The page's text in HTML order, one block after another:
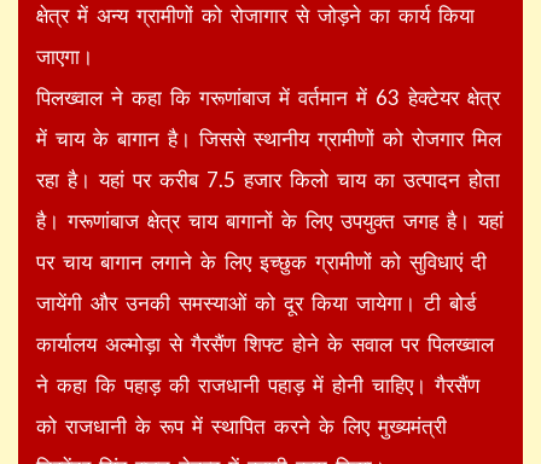
क्षेत्र में अन्य ग्रामीणों को रोजागार से जोड़ने का कार्य किया
जाएगा।
पिलख्वाल ने कहा कि गरूणांबाज में वर्तमान में 63 हेक्टेयर क्षेत्र
में चाय के बागान है। जिससे स्थानीय ग्रामीणों को रोजगार मिल
रहा है। यहां पर करीब 7.5 हजार किलो चाय का उत्पादन होता
है। गरूणांबाज क्षेत्र चाय बागानों के लिए उपयुक्त जगह है। यहां
पर चाय बागान लगाने के लिए इच्छुक ग्रामीणों को सुविधाएं दी
जायेंगी और उनकी समस्याओं को दूर किया जायेगा। टी बोर्ड
कार्यालय अल्मोड़ा से गैरसैंण शिफ्ट होने के सवाल पर पिलख्वाल
ने कहा कि पहाड़ की राजधानी पहाड़ में होनी चाहिए। गैरसैंण
को राजधानी के रूप में स्थापित करने के लिए मुख्यमंत्री